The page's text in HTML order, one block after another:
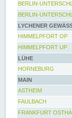
BERLIN-
BERLIN-
LYCHENER
HIMMELPFORT OP
HIMMELPFORT UP
LÜHE
HORNEBURG
MAIN
ASTHEIM
FAULBACH
FRANKFURT